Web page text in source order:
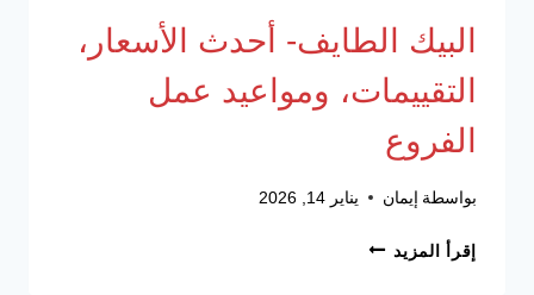
البيك الطايف- أحدث الأسعار،
التقييمات، ومواعيد عمل
الفروع
بواسطة إيمان يناير 14, 2026
إقرأ المزيد البيك